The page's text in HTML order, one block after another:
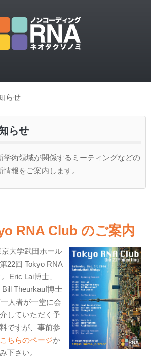
介
らせ
らせ
学術領域が関係するミーティングなどの
情報をご案内します。
RNA Club のご案内
大学武田ホール
22回 Tokyo RNA
Eric Lai博士、
Theurkauf博士
人者が一堂に会
していただく予
ですが、事前参
こちらのページか
下さい。